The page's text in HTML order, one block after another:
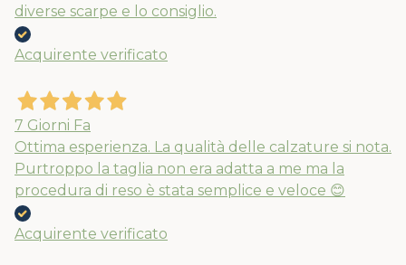
diverse scarpe e lo consiglio.
Acquirente verificato
7 Giorni Fa
Ottima esperienza. La qualità delle calzature si nota.
Purtroppo la taglia non era adatta a me ma la
procedura di reso è stata semplice e veloce 😊
Acquirente verificato